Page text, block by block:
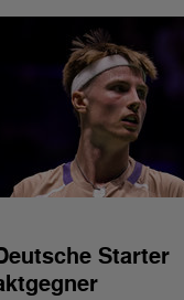
Starter